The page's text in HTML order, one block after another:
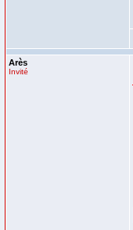
Arès
Invité